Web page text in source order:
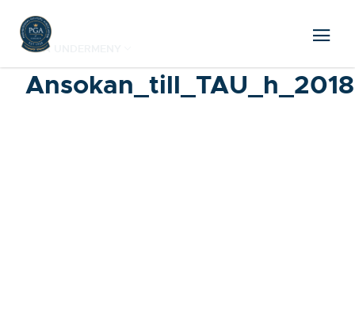
VISA UNDERMENY
Ansokan_till_TAU_h_2018